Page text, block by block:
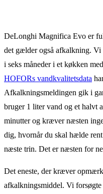
DeLonghi Magnifica Evo er
det gælder også afkalkning.
i seks måneder i et køkken
HOFORs vandkvalitetsdata
Afkalkningsmeldingen gik i
bruger 1 liter vand og et halvt
minutter og kræver næsten
dig, hvornår du skal hælde
næste trin. Det er næsten for
Det eneste, der kræver
afkalkningsmiddel. Vi